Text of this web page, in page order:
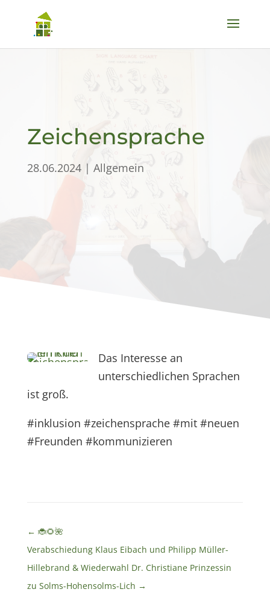
Zeichensprache
28.06.2024| Allgemein
Das Interesse an
unterschiedlichen Sprachen
ist groß.
#inklusion #zeichensprache #mit #neuen
#Freunden #kommunizieren
← 🐞🌻🌺
Verabschiedung Klaus Eibach und Philipp Müller-
Hillebrand & Wiederwahl Dr. Christiane Prinzessin
zu Solms-Hohensolms-Lich →